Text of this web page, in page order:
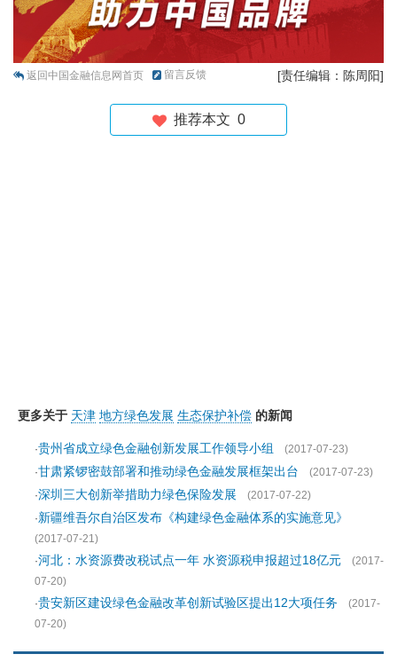
返回中国金融信息网首页 留言反馈 [责任编辑：陈周阳]
推荐本文 0
更多关于 天津 地方绿色发展 生态保护补偿 的新闻
·贵州省成立绿色金融创新发展工作领导小组
(2017-07-23)
·甘肃紧锣密鼓部署和推动绿色金融发展框架出台
(2017-07-23)
·深圳三大创新举措助力绿色保险发展
(2017-07-22)
·新疆维吾尔自治区发布《构建绿色金融体系的实施意见》
(2017-07-21)
·河北：水资源费改税试点一年 水资源税申报超过18亿元
(2017-
07-20)
·贵安新区建设绿色金融改革创新试验区提出12大项任务
(2017-
07-20)